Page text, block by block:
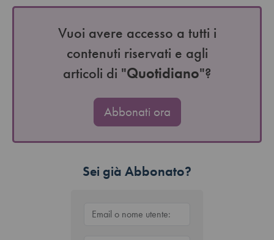
Vuoi avere accesso a tutti i
contenuti riservati e agli
articoli di "Quotidiano"?
Abbonati ora
Sei già Abbonato?